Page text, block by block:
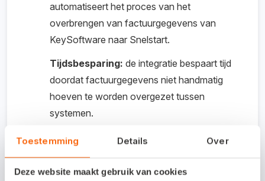
Toestemming Details Over
Deze website maakt gebruik van cookies
automatiseert het proces van het
overbrengen van factuurgegevens van
KeySoftware naar Snelstart.
Tijdsbesparing: de integratie bespaart tijd
doordat factuurgegevens niet handmatig
hoeven te worden overgezet tussen
systemen.
Kosten koppeling /
proefperiode